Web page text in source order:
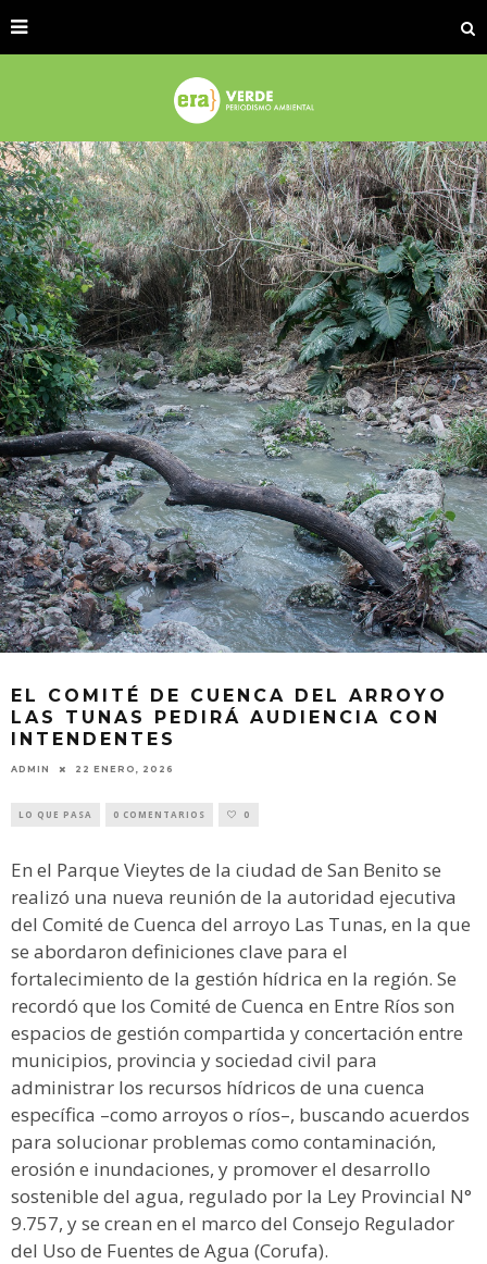
EL COMITÉ DE CUENCA DEL ARROYO
LAS TUNAS PEDIRÁ AUDIENCIA CON
INTENDENTES
ADMIN 22 ENERO, 2026
LO QUE PASA 0 COMENTARIOS 0
En el Parque Vieytes de la ciudad de San Benito se
realizó una nueva reunión de la autoridad ejecutiva
del Comité de Cuenca del arroyo Las Tunas, en la que
se abordaron definiciones clave para el
fortalecimiento de la gestión hídrica en la región. Se
recordó que los Comité de Cuenca en Entre Ríos son
espacios de gestión compartida y concertación entre
municipios, provincia y sociedad civil para
administrar los recursos hídricos de una cuenca
específica –como arroyos o ríos–, buscando acuerdos
para solucionar problemas como contaminación,
erosión e inundaciones, y promover el desarrollo
sostenible del agua, regulado por la Ley Provincial N°
9.757, y se crean en el marco del Consejo Regulador
del Uso de Fuentes de Agua (Corufa).